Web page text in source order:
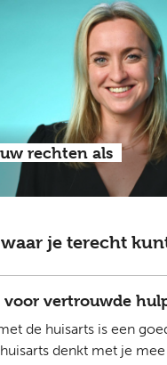
rechten als
je terecht
voor vertrouwde
de huisarts is een
denkt met je mee